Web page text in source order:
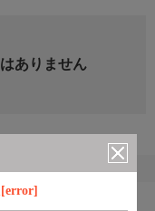
[error]
ありません